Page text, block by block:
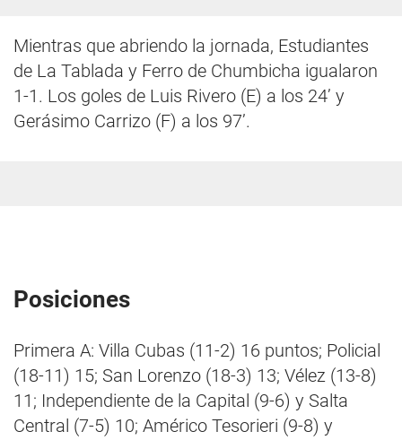
Mientras que abriendo la jornada, Estudiantes
de La Tablada y Ferro de Chumbicha igualaron
1-1. Los goles de Luis Rivero (E) a los 24’ y
Gerásimo Carrizo (F) a los 97’.
Posiciones
Primera A: Villa Cubas (11-2) 16 puntos; Policial
(18-11) 15; San Lorenzo (18-3) 13; Vélez (13-8)
11; Independiente de la Capital (9-6) y Salta
Central (7-5) 10; Américo Tesorieri (9-8) y